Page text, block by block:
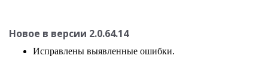
Новое в версии 2.0.64.14
Исправлены выявленные ошибки.